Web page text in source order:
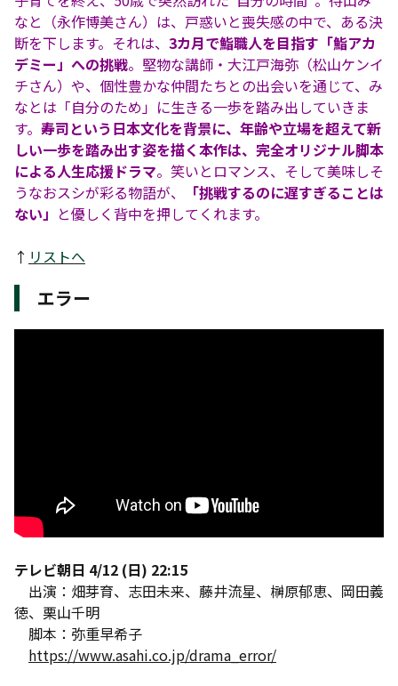
なと（永作博美さん）は、戸惑いと喪失感の中で、ある決
断を下します。それは、 3カ月で鮨職人を目指す「鮨アカ
デミー」への挑戦。堅物な講師・大江戸海弥（松山ケンイ
チさん）や、個性豊かな仲間たちとの出会いを通じて、み
なとは「自分のため」に生きる一歩を踏み出していきま
す。 寿司という日本文化を背景に、年齢や立場を超えて新
しい一歩を踏み出す姿を描く本作は、完全オリジナル脚本
による人生応援ドラマ。笑いとロマンス、そして美味しそ
うなおスシが彩る物語が、
「挑戦するのに遅すぎることは
ない」 と優しく背中を押してくれます。
↑ リストへ
エラー
テレビ朝日 4/12 (日) 22:15
出演：畑芽育、志田未来、藤井流星、榊原郁恵、岡田義
徳、栗山千明
脚本：弥重早希子
https://www.asahi.co.jp/drama_error/